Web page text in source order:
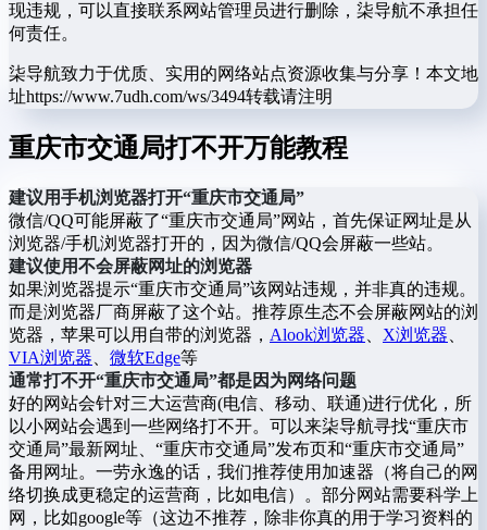
现违规，可以直接联系网站管理员进行删除，柒导航不承担任
何责任。
柒导航致力于优质、实用的网络站点资源收集与分享！ 本文地
址https://www.7udh.com/ws/3494转载请注明
重庆市交通局打不开万能教程
建议用手机浏览器打开“重庆市交通局”
微信/QQ可能屏蔽了“重庆市交通局”网站，首先保证网址是从
浏览器/手机浏览器打开的，因为微信/QQ会屏蔽一些站。
建议使用不会屏蔽网址的浏览器
如果浏览器提示“重庆市交通局”该网站违规，并非真的违规。
而是浏览器厂商屏蔽了这个站。推荐原生态不会屏蔽网站的浏
览器，苹果可以用自带的浏览器， Alook浏览器 X浏览器
VIA浏览器
微软Edge等
通常打不开“重庆市交通局”都是因为网络问题
好的网站会针对三大运营商(电信、移动、联通)进行优化，所
以小网站会遇到一些网络打不开。可以来柒导航寻找“重庆市
交通局”最新网址、“重庆市交通局”发布页和“重庆市交通局”
备用网址。一劳永逸的话，我们推荐使用加速器（将自己的网
络切换成更稳定的运营商，比如电信）。部分网站需要科学上
网，比如google等（这边不推荐，除非你真的用于学习资料的